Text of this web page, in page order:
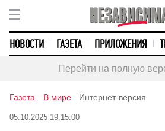
НОВОСТИ ГАЗЕТА ПРИЛОЖЕНИЯ
Перейти на полную
Газета В мире Интернет-версия
05.10.2025 19:15:00